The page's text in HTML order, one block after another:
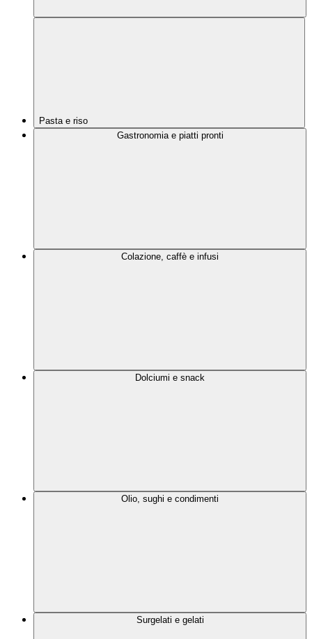
Pasta e riso
Gastronomia e piatti pronti
Colazione, caffè e infusi
Dolciumi e snack
Olio, sughi e condimenti
Surgelati e gelati